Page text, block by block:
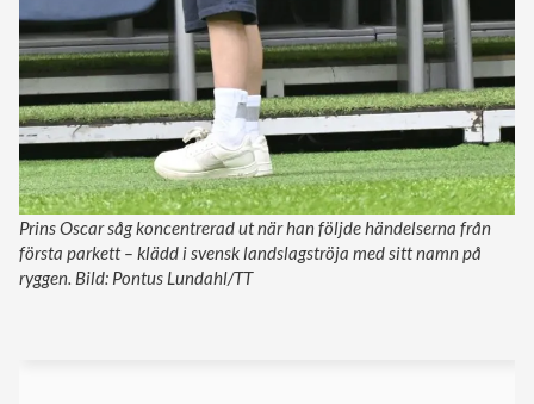
Prins Oscar såg koncentrerad ut när han följde händelserna från
första parkett – klädd i svensk landslagströja med sitt namn på
ryggen. Bild: Pontus Lundahl/TT